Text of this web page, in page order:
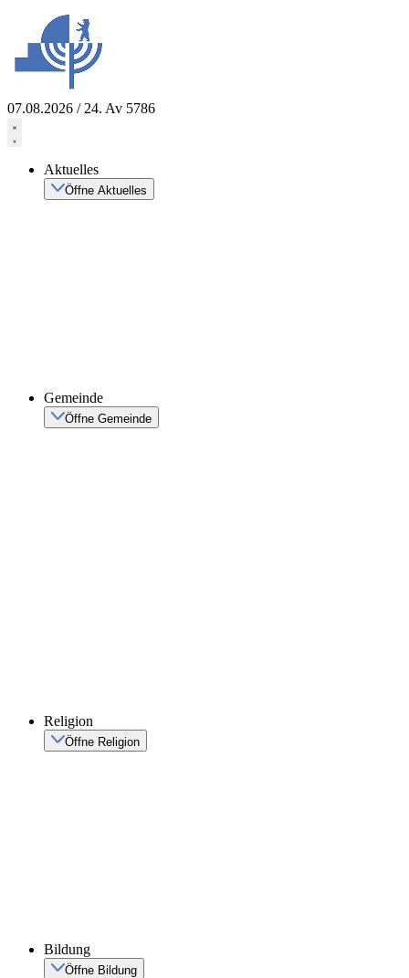
springen
07.08.2026 / 24. Av 5786
Aktuelles
Öffne Aktuelles
Gemeinde
Öffne Gemeinde
Religion
Öffne Religion
Bildung
Öffne Bildung